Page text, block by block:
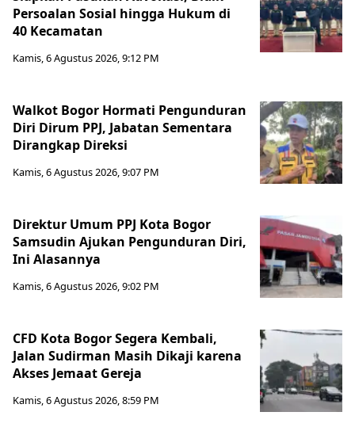
Persoalan Sosial hingga Hukum di
40 Kecamatan
Kamis, 6 Agustus 2026, 9:12 PM
Walkot Bogor Hormati Pengunduran
Diri Dirum PPJ, Jabatan Sementara
Dirangkap Direksi
Kamis, 6 Agustus 2026, 9:07 PM
Direktur Umum PPJ Kota Bogor
Samsudin Ajukan Pengunduran Diri,
Ini Alasannya
Kamis, 6 Agustus 2026, 9:02 PM
CFD Kota Bogor Segera Kembali,
Jalan Sudirman Masih Dikaji karena
Akses Jemaat Gereja
Kamis, 6 Agustus 2026, 8:59 PM